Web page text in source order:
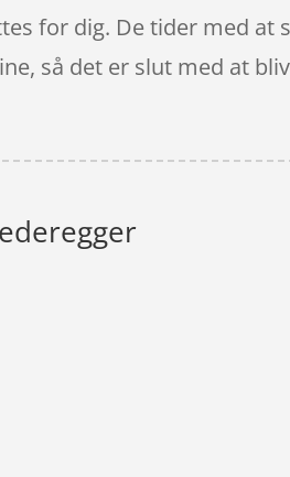
for dig. De tider med at
så det er slut med at